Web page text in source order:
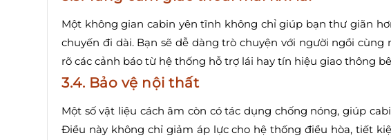
Một không gian cabin yên tĩnh không chỉ giúp bạn thư giãn
chuyến đi dài. Bạn sẽ dễ dàng trò chuyện với người ngồi
rõ các cảnh báo từ hệ thống hỗ trợ lái hay tín hiệu giao thông
3.4. Bảo vệ nội thất
Một số vật liệu cách âm còn có tác dụng chống nóng, giúp
Điều này không chỉ giảm áp lực cho hệ thống điều hòa, tiết